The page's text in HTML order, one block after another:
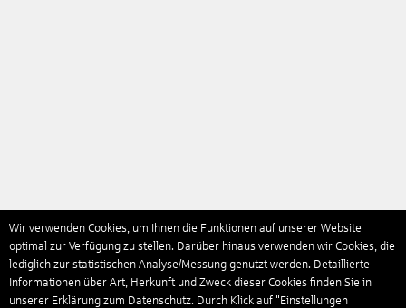
Wir verwenden Cookies, um Ihnen die Funktionen auf unserer Website
optimal zur Verfügung zu stellen. Darüber hinaus verwenden wir Cookies, die
lediglich zur statistischen Analyse/Messung genutzt werden. Detaillierte
Informationen über Art, Herkunft und Zweck dieser Cookies finden Sie in
unserer Erklärung zum Datenschutz. Durch Klick auf "Einstellungen